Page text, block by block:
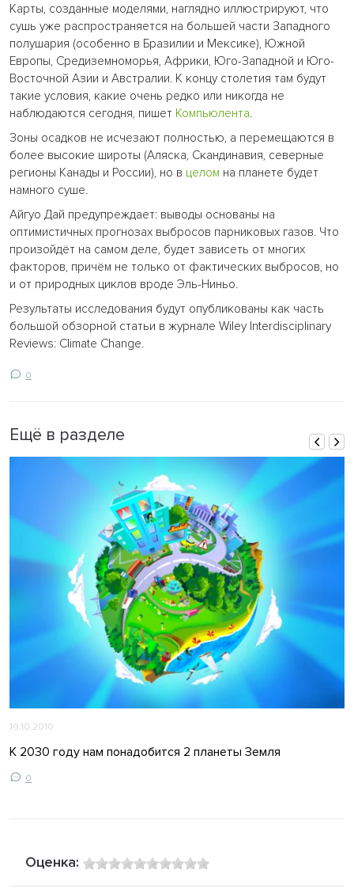
Карты, созданные моделями, наглядно иллюстрируют, что
сушь уже распространяется на большей части Западного
полушария (особенно в Бразилии и Мексике), Южной
Европы, Средиземноморья, Африки, Юго-Западной и Юго-
Восточной Азии и Австралии. К концу столетия там будут
такие условия, какие очень редко или никогда не
наблюдаются сегодня, пишет Компьюлента.
Зоны осадков не исчезают полностью, а перемещаются в
более высокие широты (Аляска, Скандинавия, северные
регионы Канады и России), но в целом на планете будет
намного суше.
Айгуо Дай предупреждает: выводы основаны на
оптимистичных прогнозах выбросов парниковых газов. Что
произойдёт на самом деле, будет зависеть от многих
факторов, причём не только от фактических выбросов, но
и от природных циклов вроде Эль-Ниньо.
Результаты исследования будут опубликованы как часть
большой обзорной статьи в журнале Wiley Interdisciplinary
Reviews: Climate Change.
0
Ещё в разделе
19.10.2010
К 2030 году нам понадобится 2 планеты Земля
0
Оценка: